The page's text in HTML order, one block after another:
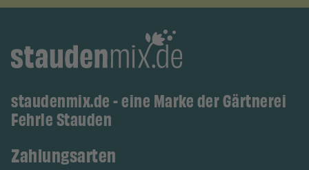
staudenmix.de - eine Marke der Gärtnerei
Fehrle Stauden
Zahlungsarten